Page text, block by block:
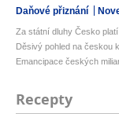
Daňové přiznání
Za státní dluhy Česko
Děsivý pohled na českou
Emancipace českých
Recepty